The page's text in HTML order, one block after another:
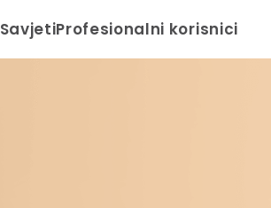
SavjetiProfesionalni korisnici